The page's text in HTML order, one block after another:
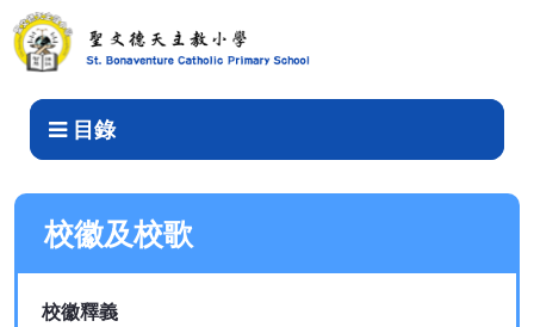
校徽及校歌
目錄
校徽及校歌
校徽釋義